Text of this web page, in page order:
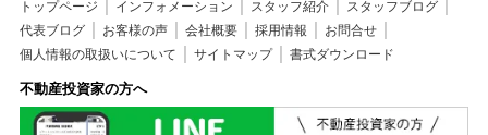
トップページ インフォメーション スタッフ紹介
スタッフブログ
代表ブログ
お客様の声 会社概要 採用情報
お問合せ
個人情報の取扱いについて
サイトマップ 書式ダウンロード
不動産投資家の方へ